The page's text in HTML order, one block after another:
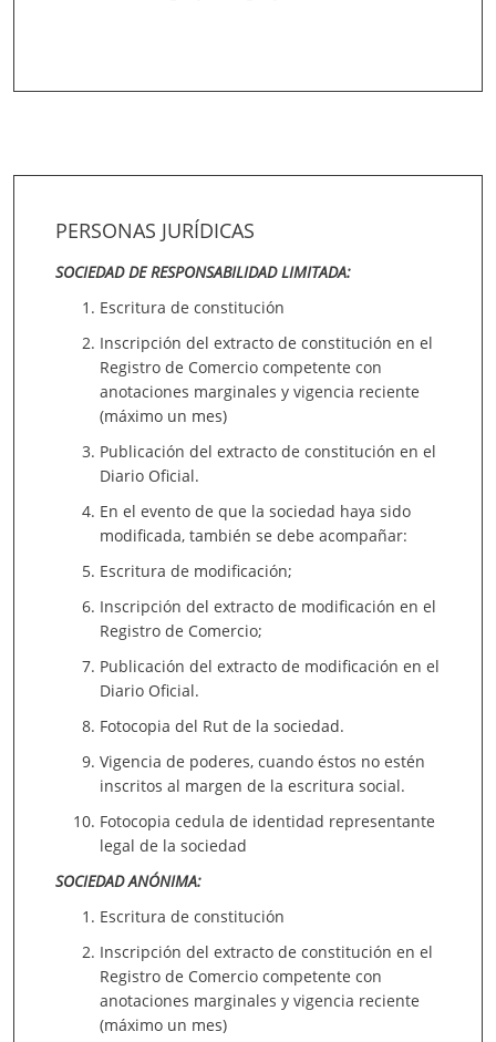
PERSONAS JURÍDICAS
SOCIEDAD DE RESPONSABILIDAD LIMITADA:
Escritura de constitución
Inscripción del extracto de constitución en el
Registro de Comercio competente con
anotaciones marginales y vigencia reciente
(máximo un mes)
Publicación del extracto de constitución en el
Diario Oficial.
En el evento de que la sociedad haya sido
modificada, también se debe acompañar:
Escritura de modificación;
Inscripción del extracto de modificación en el
Registro de Comercio;
Publicación del extracto de modificación en el
Diario Oficial.
Fotocopia del Rut de la sociedad.
Vigencia de poderes, cuando éstos no estén
inscritos al margen de la escritura social.
Fotocopia cedula de identidad representante
legal de la sociedad
SOCIEDAD ANÓNIMA:
Escritura de constitución
Inscripción del extracto de constitución en el
Registro de Comercio competente con
anotaciones marginales y vigencia reciente
(máximo un mes)